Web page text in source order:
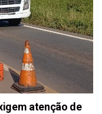
atenção de